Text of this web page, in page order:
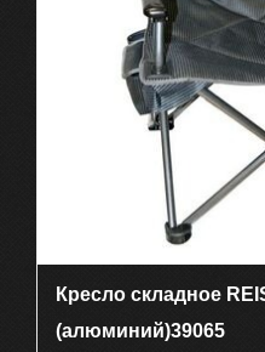
Кресло складное
(алюминий)39065